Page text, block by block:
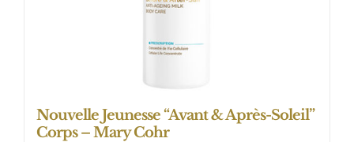
Nouvelle Jeunesse “Avant & Après-Soleil”
Corps – Mary Cohr